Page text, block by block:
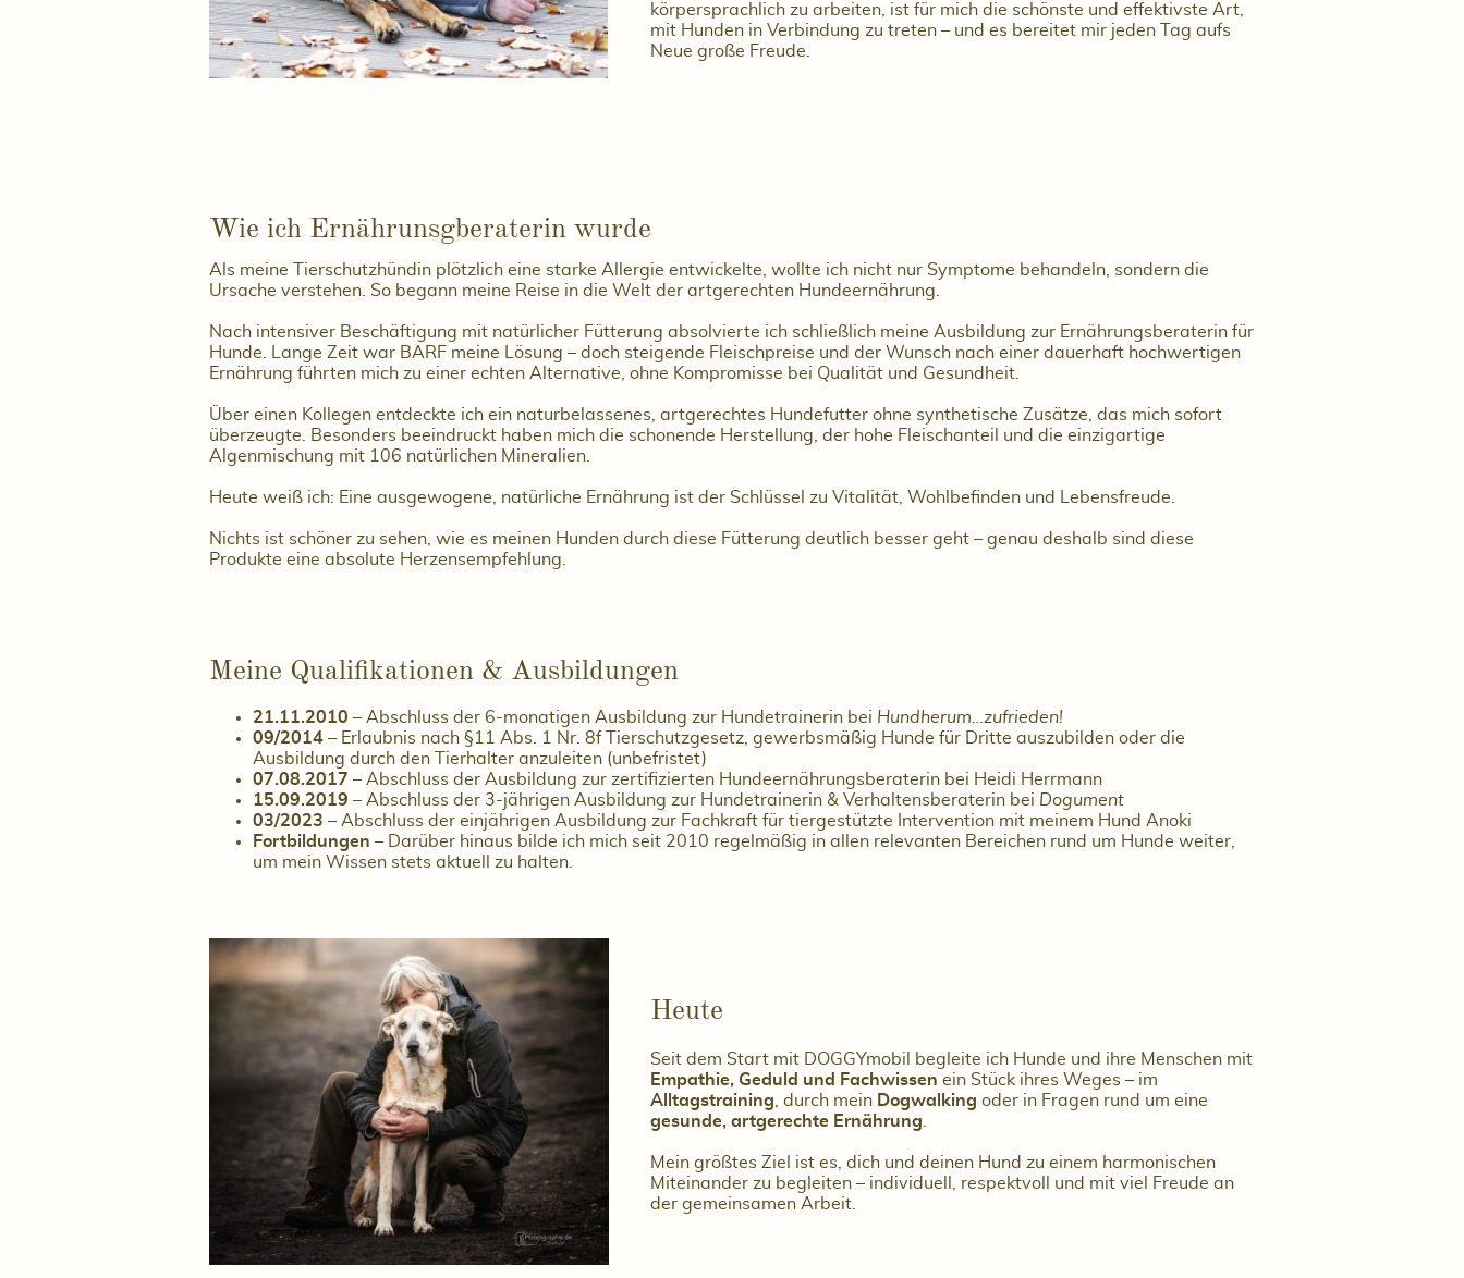
körpersprachlich zu arbeiten, ist für mich die schönste und effektivste Art,
mit Hunden in Verbindung zu treten – und es bereitet mir jeden Tag aufs
Neue große Freude.
Wie ich Ernährunsgberaterin wurde
Als meine Tierschutzhündin plötzlich eine starke Allergie entwickelte, wollte ich nicht nur Symptome behandeln, sondern die
Ursache verstehen. So begann meine Reise in die Welt der artgerechten Hundeernährung.
Nach intensiver Beschäftigung mit natürlicher Fütterung absolvierte ich schließlich meine Ausbildung zur Ernährungsberaterin für
Hunde. Lange Zeit war BARF meine Lösung – doch steigende Fleischpreise und der Wunsch nach einer dauerhaft hochwertigen
Ernährung führten mich zu einer echten Alternative, ohne Kompromisse bei Qualität und Gesundheit.
Über einen Kollegen entdeckte ich ein naturbelassenes, artgerechtes Hundefutter ohne synthetische Zusätze, das mich sofort
überzeugte. Besonders beeindruckt haben mich die schonende Herstellung, der hohe Fleischanteil und die einzigartige
Algenmischung mit 106 natürlichen Mineralien.
Heute weiß ich: Eine ausgewogene, natürliche Ernährung ist der Schlüssel zu Vitalität, Wohlbefinden und Lebensfreude.
Nichts ist schöner zu sehen, wie es meinen Hunden durch diese Fütterung deutlich besser geht – genau deshalb sind diese
Produkte eine absolute Herzensempfehlung.
Meine Qualifikationen & Ausbildungen
21.11.2010 – Abschluss der 6-monatigen Ausbildung zur Hundetrainerin bei Hundherum…zufrieden!
09/2014 – Erlaubnis nach §11 Abs. 1 Nr. 8f Tierschutzgesetz, gewerbsmäßig Hunde für Dritte auszubilden oder die
Ausbildung durch den Tierhalter anzuleiten (unbefristet)
07.08.2017 – Abschluss der Ausbildung zur zertifizierten Hundeernährungsberaterin bei Heidi Herrmann
15.09.2019 – Abschluss der 3-jährigen Ausbildung zur Hundetrainerin & Verhaltensberaterin bei Dogument
03/2023 – Abschluss der einjährigen Ausbildung zur Fachkraft für tiergestützte Intervention mit meinem Hund Anoki
Fortbildungen – Darüber hinaus bilde ich mich seit 2010 regelmäßig in allen relevanten Bereichen rund um Hunde weiter,
um mein Wissen stets aktuell zu halten.
Heute
Seit dem Start mit DOGGYmobil begleite ich Hunde und ihre Menschen mit
Empathie, Geduld und Fachwissen ein Stück ihres Weges – im
Alltagstraining , durch mein Dogwalking oder in Fragen rund um eine
gesunde, artgerechte Ernährung
Mein größtes Ziel ist es, dich und deinen Hund zu einem harmonischen
Miteinander zu begleiten – individuell, respektvoll und mit viel Freude an
der gemeinsamen Arbeit.